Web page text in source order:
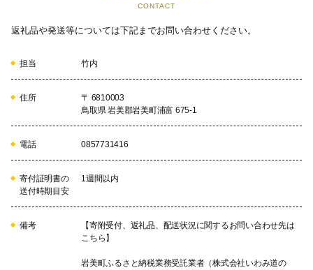
CONTACT
返礼品や発送等については下記までお問い合わせください。
担当 竹内
住所
〒 6810003
鳥取県 岩美郡岩美町浦富 675-1
電話 0857731416
寄付証明書の
送付時期目安
1週間以内
備考
【寄附受付、返礼品、配送状況に関するお問い合わせ先は
こちら】
岩美町ふるさと納税業務受託業者（株式会社いわみ道の